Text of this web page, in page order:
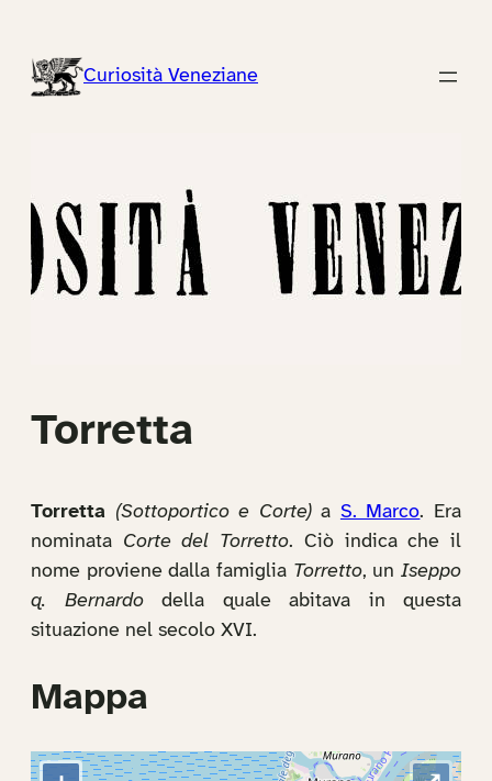
contenutoCuriosità Veneziane
Torretta
Torretta (Sottoportico e Corte)a S. Marco. Era
nominata Corte del Torretto. Ciò indica che il
nome proviene dalla famiglia Torretto, unIseppo
q. Bernardodella quale abitava in questa
situazione nel secolo XVI.
Mappa